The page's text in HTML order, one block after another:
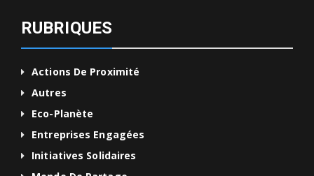
RUBRIQUES
Actions De Proximité
Autres
Eco-Planète
Entreprises Engagées
Initiatives Solidaires